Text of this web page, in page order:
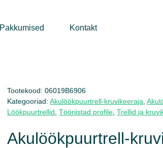
Pakkumised Kontakt
Tootekood:06019B6906
Kategooriad:Akulöökpuurtrell-kruvikeeraja ,
Löökpuurtrellid ,Tööriistad profile ,Trellid ja
Akulöökpuurtrell-